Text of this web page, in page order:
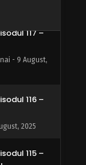
117 –
- 9 August,
116 –
2025
115 –